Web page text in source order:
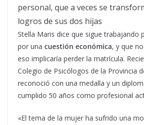
personal, que a veces se
logros de sus dos hijas
Stella Maris dice que sigue trabajando
por una cuestión económica, y que
eso implicaría perder la matrícula.
Colegio de Psicólogos de la Provincia
reconoció con una medalla y un
cumplido 50 años como profesional
«El tema de la mujer ha sufrido una